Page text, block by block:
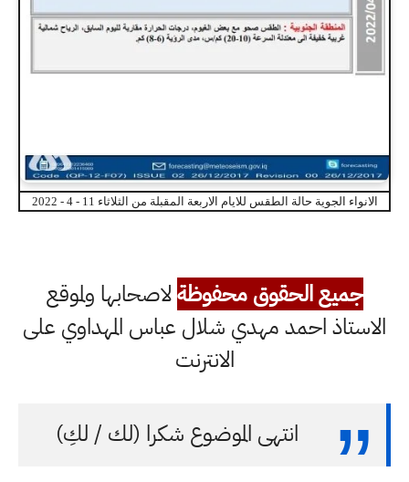
الانواء الجوية حالة الطقس للايام الاربعة المقبلة من الثلاثاء 11 - 4 - 2022
جميع الحقوق محفوظةلاصحابها ولموقع
الاستاذ احمد مهدي شلال عباس المهداوي على
الانترنت
انتهى الموضوع شكرا (لك / لكِ)